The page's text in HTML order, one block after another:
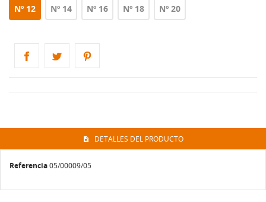
Nº 12 Nº 14 Nº 16 Nº 18 Nº 20
DETALLES DEL PRODUCTO
Referencia05/00009/05